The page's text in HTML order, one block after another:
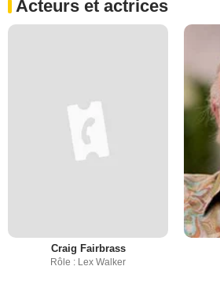
Acteurs et actrices
Craig Fairbrass
Rôle : Lex Walker